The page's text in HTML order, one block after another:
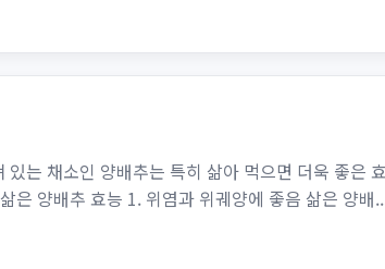
는 채소인 양배추는 특히 삶아 먹으면 더욱 좋은
은 양배추 효능 1. 위염과 위궤양에 좋음 삶은 양배